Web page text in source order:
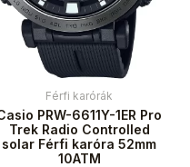
Férfi karórák
PRW-6611Y-1ER Pro
Trek Radio Controlled
solar Férfi karóra 52mm
10ATM